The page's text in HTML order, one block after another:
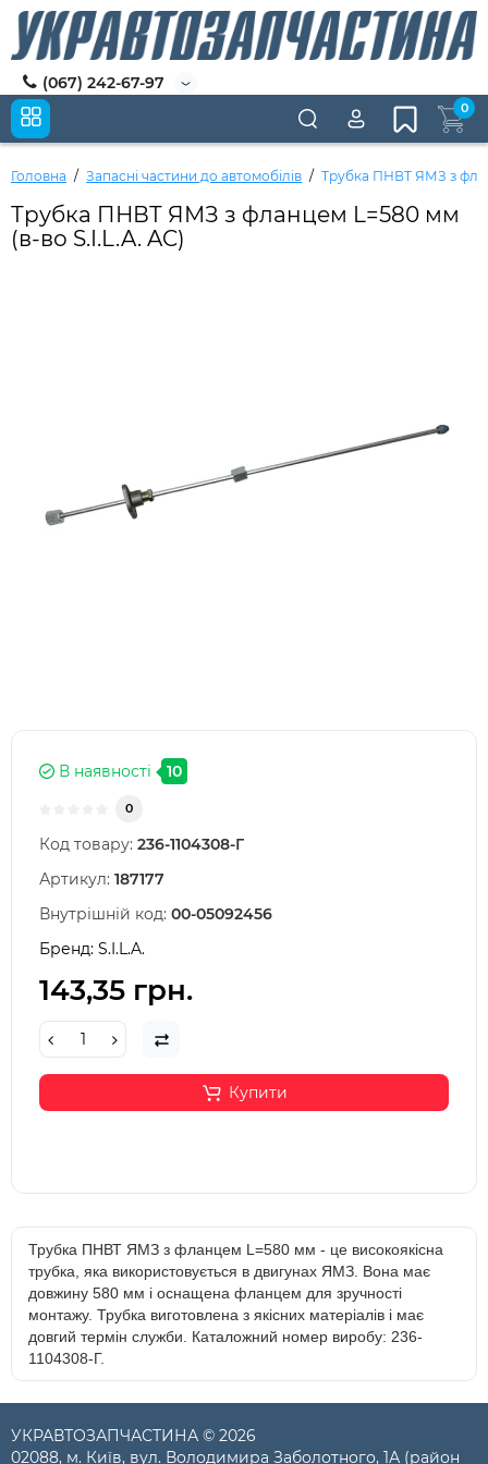
(067) 242-67-97
0
Головна Запасні частини до автомобілів Трубка ПНВТ ЯМЗ з
Трубка ПНВТ ЯМЗ з фланцем L=580 мм
(в-во S.I.L.A. AC)
В наявності 10
0
Код товару: 236-1104308-Г
Артикул: 187177
Внутрішній код: 00-05092456
Бренд: S.I.L.A.
143,35 грн.
Купити
Трубка ПНВТ ЯМЗ з фланцем L=580 мм - це високоякісна
трубка, яка використовується в двигунах ЯМЗ. Вона має
довжину 580 мм і оснащена фланцем для зручності
монтажу. Трубка виготовлена з якісних матеріалів і має
довгий термін служби. Каталожний номер виробу: 236-
1104308-Г.
УКРАВТОЗАПЧАСТИНА © 2026
02088, м. Київ, вул. Володимира Заболотного, 1А (район